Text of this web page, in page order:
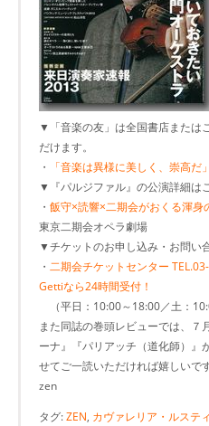
▼「音楽の友」は全国書店または
だけます。
・
「音楽は異様に美しく、崇高だ」
▼『パルジファル』の公演詳細は
・ 飯守×読響×二期会がおくる渾身
東京二期会オペラ劇場
▼チケットのお申し込み・お問い
・ 二期会チケットセンター
Gettiなら24時間受付！
（平日：10:00～18:00／土：
また同誌の巻頭レビューでは、７
ーナ』『パリアッチ（道化師）』
せてご一読いただければ嬉しいで
zen
タグ:ZEN, カヴァレリア・ルステ